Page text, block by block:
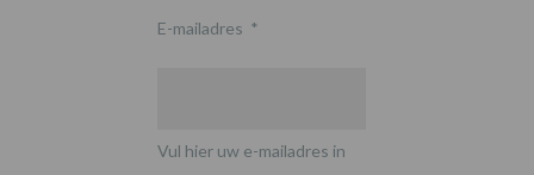
E-mailadres *
Vul hier uw e-mailadres in